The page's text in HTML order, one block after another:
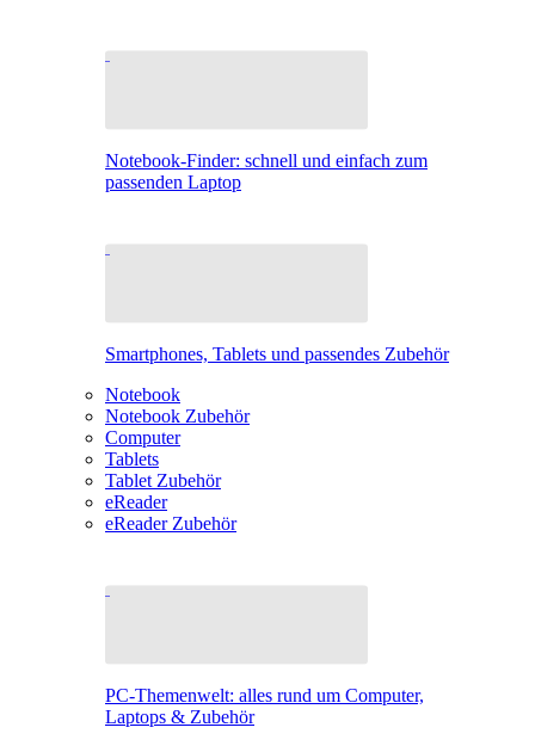
Notebook-Finder: schnell und einfach zum
passenden Laptop
Smartphones, Tablets und passendes Zubehör
Notebook
Notebook Zubehör
Computer
Tablets
Tablet Zubehör
eReader
eReader Zubehör
PC-Themenwelt: alles rund um Computer,
Laptops & Zubehör